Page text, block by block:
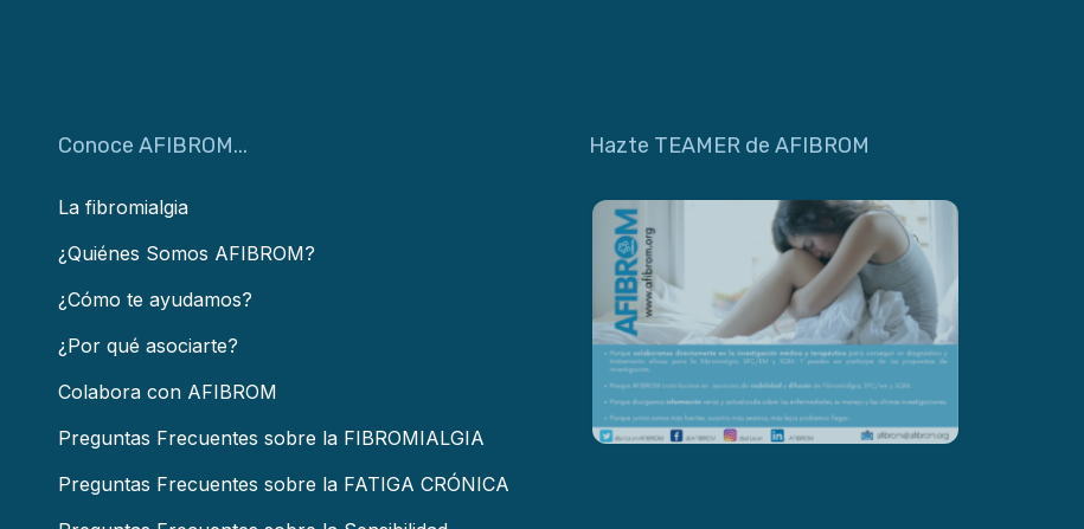
Conoce AFIBROM...
La fibromialgia
¿Quiénes Somos AFIBROM?
¿Cómo te ayudamos?
¿Por qué asociarte?
Colabora con AFIBROM
Preguntas Frecuentes sobre la FIBROMIALGIA
Preguntas Frecuentes sobre la FATIGA CRÓNICA
Hazte TEAMER de AFIBROM